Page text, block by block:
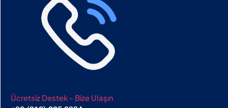
Ücretsiz Destek - Bize Ulaşın